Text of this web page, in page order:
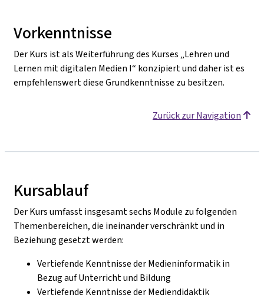
Vorkenntnisse
Der Kurs ist als Weiterführung des Kurses „Lehren und
Lernen mit digitalen Medien I“ konzipiert und daher ist es
empfehlenswert diese Grundkenntnisse zu besitzen.
Zurück zur Navigation
Kursablauf
Der Kurs umfasst insgesamt sechs Module zu folgenden
Themenbereichen, die ineinander verschränkt und in
Beziehung gesetzt werden:
Vertiefende Kenntnisseder Medieninformatik in
Bezug auf Unterricht und Bildung
Vertiefende Kenntnisse der Mediendidaktik